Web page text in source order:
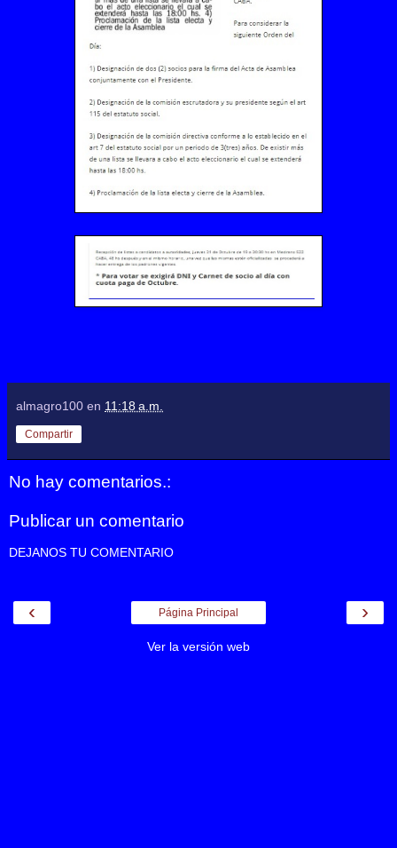
almagro100 en 11:18 a.m.
Compartir
No hay comentarios.:
Publicar un comentario
DEJANOS TU COMENTARIO
‹ ›
Página Principal
Ver la versión web